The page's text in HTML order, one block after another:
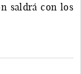
saldrá con los